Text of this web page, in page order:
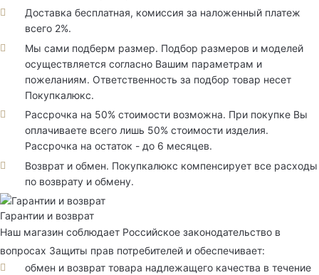
Доставка бесплатная, комиссия за наложенный платеж
всего 2%.
Мы сами подберм размер. Подбор размеров и моделей
осуществляется согласно Вашим параметрам и
пожеланиям. Ответственность за подбор товар несет
Покупкалюкс.
Рассрочка на 50% стоимости возможна. При покупке Вы
оплачиваете всего лишь 50% стоимости изделия.
Рассрочка на остаток - до 6 месяцев.
Возврат и обмен. Покупкалюкс компенсирует все расходы
по возврату и обмену.
Гарантии и возврат
Наш магазин соблюдает Российское законодательство в
вопросах Защиты прав потребителей и обеспечивает:
обмен и возврат товара надлежащего качества в течение